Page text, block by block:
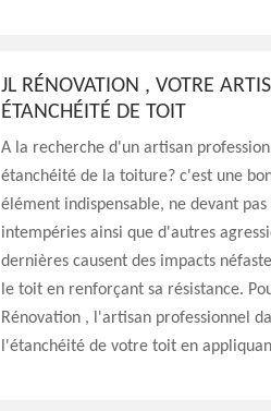
JL RÉNOVATION , VOTRE
ÉTANCHÉITÉ DE TOIT
A la recherche d'un artisan
étanchéité de la toiture? c'est une
élément indispensable, ne devant
intempéries ainsi que d'autres
dernières causent des impacts
le toit en renforçant sa résistance.
Rénovation , l'artisan professionnel
l'étanchéité de votre toit en